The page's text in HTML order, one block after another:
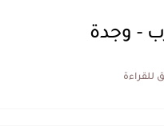
من طنجة إلى قيادة اليسار
- وجدة